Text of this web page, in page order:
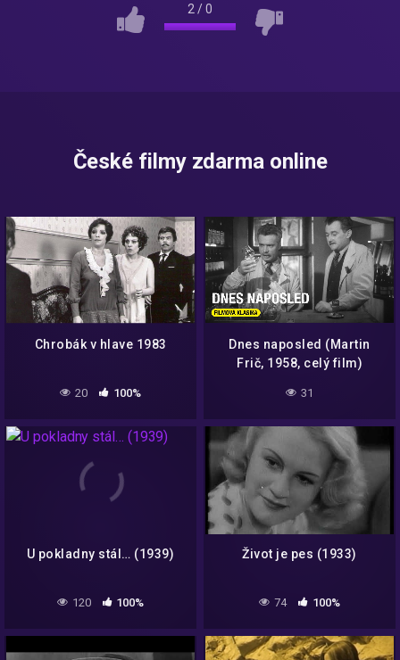
2 /0
České filmy zdarma online
Chrobák v hlave 1983
20 100%
Dnes naposled (Martin
Frič, 1958, celý film)
31
U pokladny stál… (1939)
120 100%
Život je pes (1933)
74 100%